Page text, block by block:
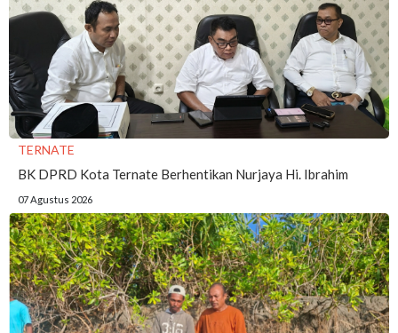
TERNATE
BK DPRD Kota Ternate Berhentikan Nurjaya Hi. Ibrahim
07 Agustus 2026